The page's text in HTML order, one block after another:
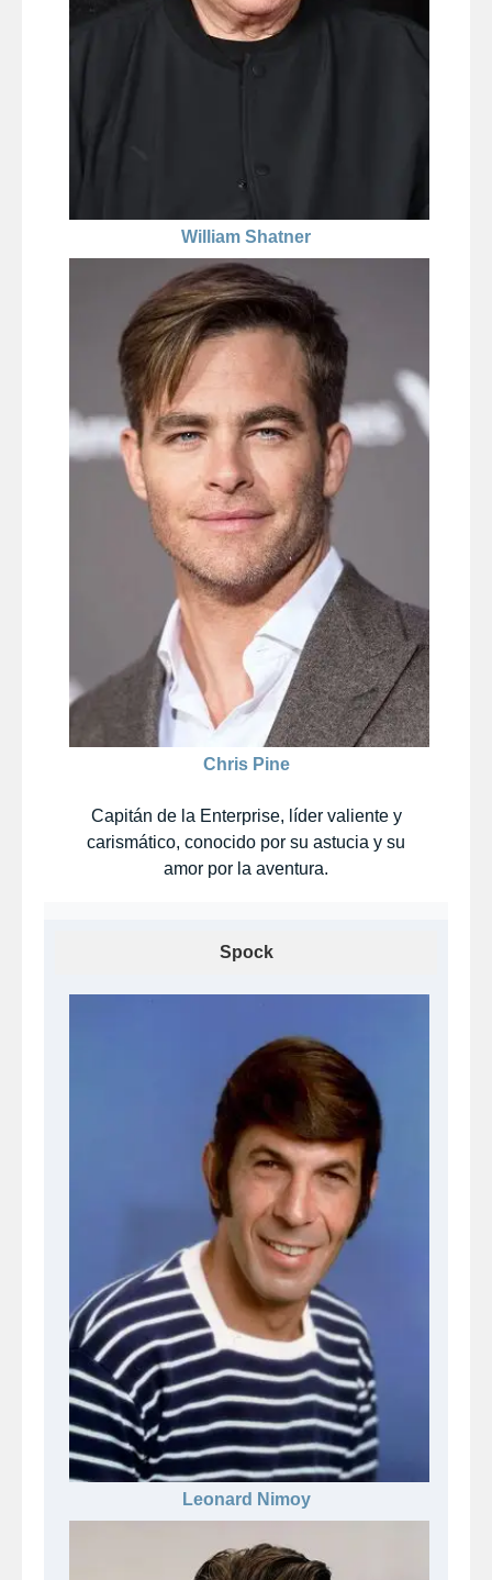
William Shatner
Chris Pine
Capitán de la Enterprise, líder valiente y
carismático, conocido por su astucia y su
amor por la aventura.
Spock
Leonard Nimoy